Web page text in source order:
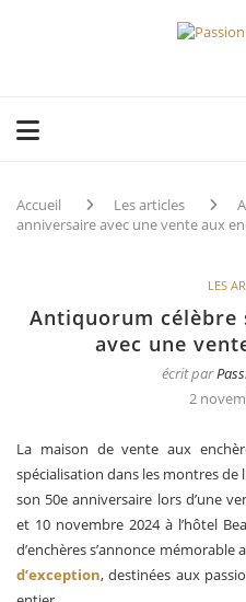
Accueil Les articles
anniversaire avec une vente aux
LES
Antiquorum célèbre
avec une
écrit par
2
La maison de vente aux
spécialisation dans les montres
son 50e anniversaire lors d’une
et 10 novembre 2024 à l’hôtel
d’enchères s’annonce mémorable
d’exception, destinées aux